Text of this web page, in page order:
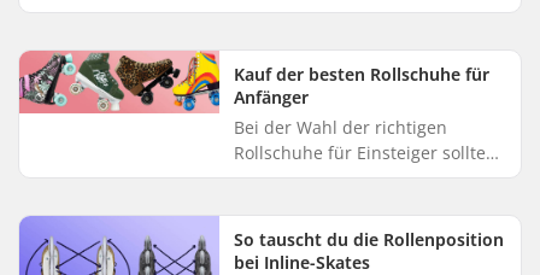
Anfänger bist, ist es wichtig, ein
Stabilität gewährleistet...
Kauf der besten Rollschuhe für
Anfänger
Bei der Wahl der richtigen
Rollschuhe für Einsteiger sollte
man auf Komfort und Stabilität
macht. Dieser Ratgeber soll I...
So tauscht du die Rollenposition
bei Inline-Skates